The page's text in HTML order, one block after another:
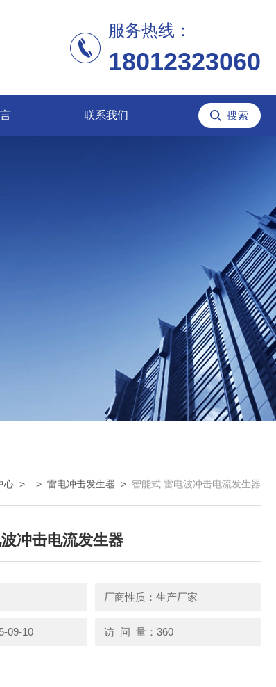
服务热线：
18012323060
联系我们
心 > > 雷电冲击发生器 > 智能式 雷电波冲击电流发生器
冲击电流发生器
厂商性质：生产厂家
09-10 访 问 量：360